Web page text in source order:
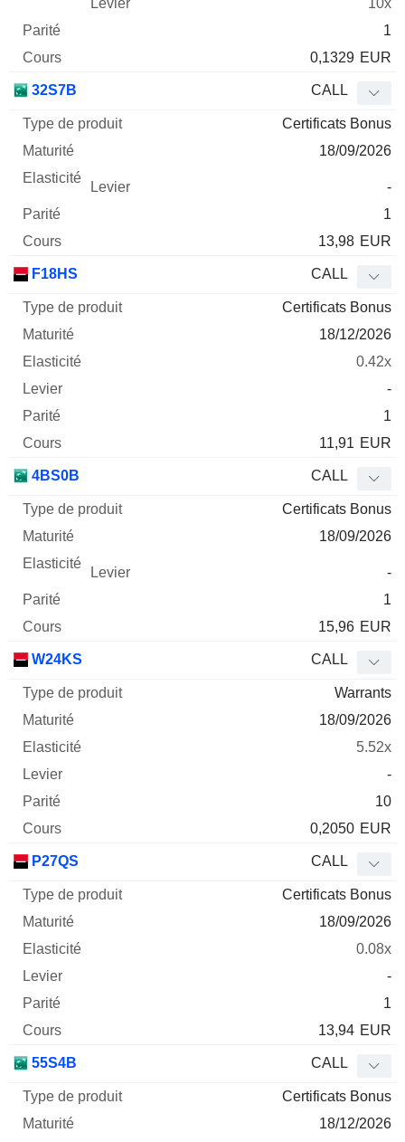
10x
1
0,1329 EUR
32S7B CALL
Certificats Bonus
18/09/2026
-
1
13,98 EUR
F18HS CALL
Certificats Bonus
18/12/2026
0.42x
-
1
11,91 EUR
4BS0B CALL
Certificats Bonus
18/09/2026
-
1
15,96 EUR
W24KS CALL
Warrants
18/09/2026
5.52x
-
10
0,2050 EUR
P27QS CALL
Certificats Bonus
18/09/2026
0.08x
-
1
13,94 EUR
55S4B CALL
Certificats Bonus
18/12/2026